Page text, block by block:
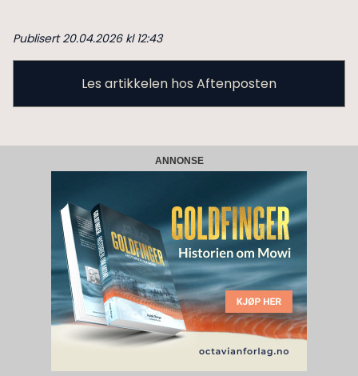
Publisert 20.04.2026 kl 12:43
Les artikkelen hos Aftenposten
ANNONSE